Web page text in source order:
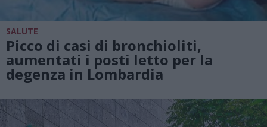
SALUTE
Picco di casi di bronchioliti,
aumentati i posti letto per la
degenza in Lombardia